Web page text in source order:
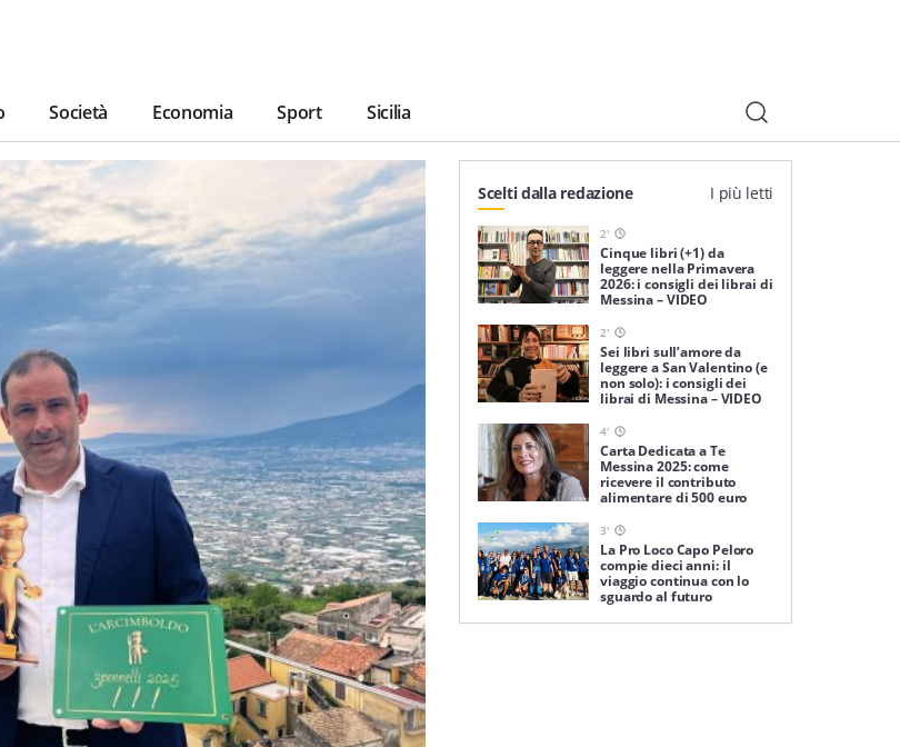
Società Economia Sport Sicilia
Scelti dalla redazione I più letti
2'
Cinque libri (+1) da
leggere nella Primavera
2026: i consigli dei librai di
Messina – VIDEO
2'
Sei libri sull’amore da
leggere a San Valentino (e
non solo): i consigli dei
librai di Messina – VIDEO
4'
Carta Dedicata a Te
Messina 2025: come
ricevere il contributo
alimentare di 500 euro
3'
La Pro Loco Capo Peloro
compie dieci anni: il
viaggio continua con lo
sguardo al futuro